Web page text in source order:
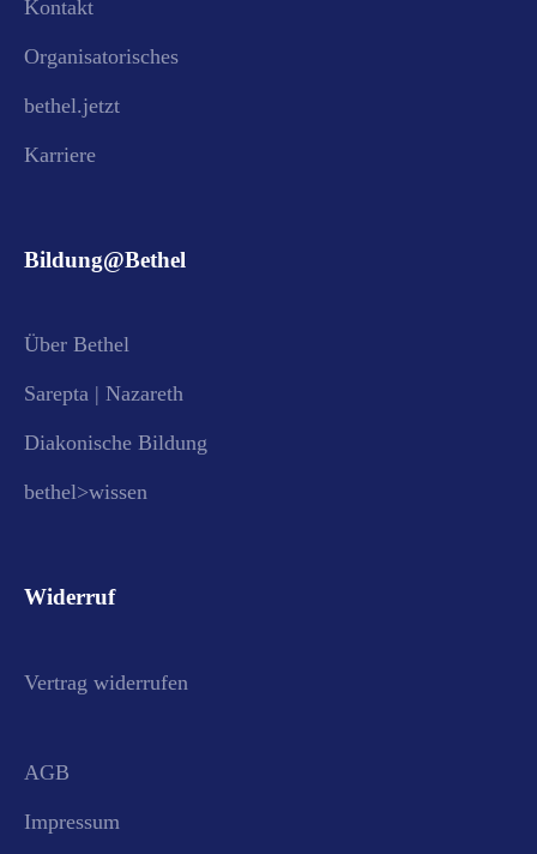
Kontakt
Organisatorisches
bethel.jetzt
Karriere
Bildung@Bethel
Über Bethel
Sarepta | Nazareth
Diakonische Bildung
bethel>wissen
Widerruf
Vertrag widerrufen
AGB
Impressum